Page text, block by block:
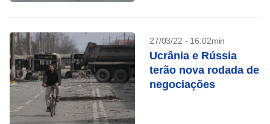
27/03/22 - 16:02min
Ucrânia e Rússia
terão nova rodada de
negociações